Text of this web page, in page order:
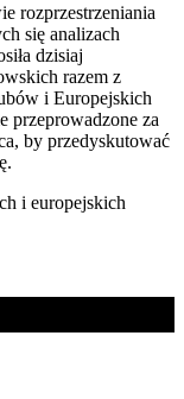
rozprzestrzeniania
się analizach
dzisiaj
razem z
i Europejskich
przeprowadzone za
by przedyskutować
i europejskich